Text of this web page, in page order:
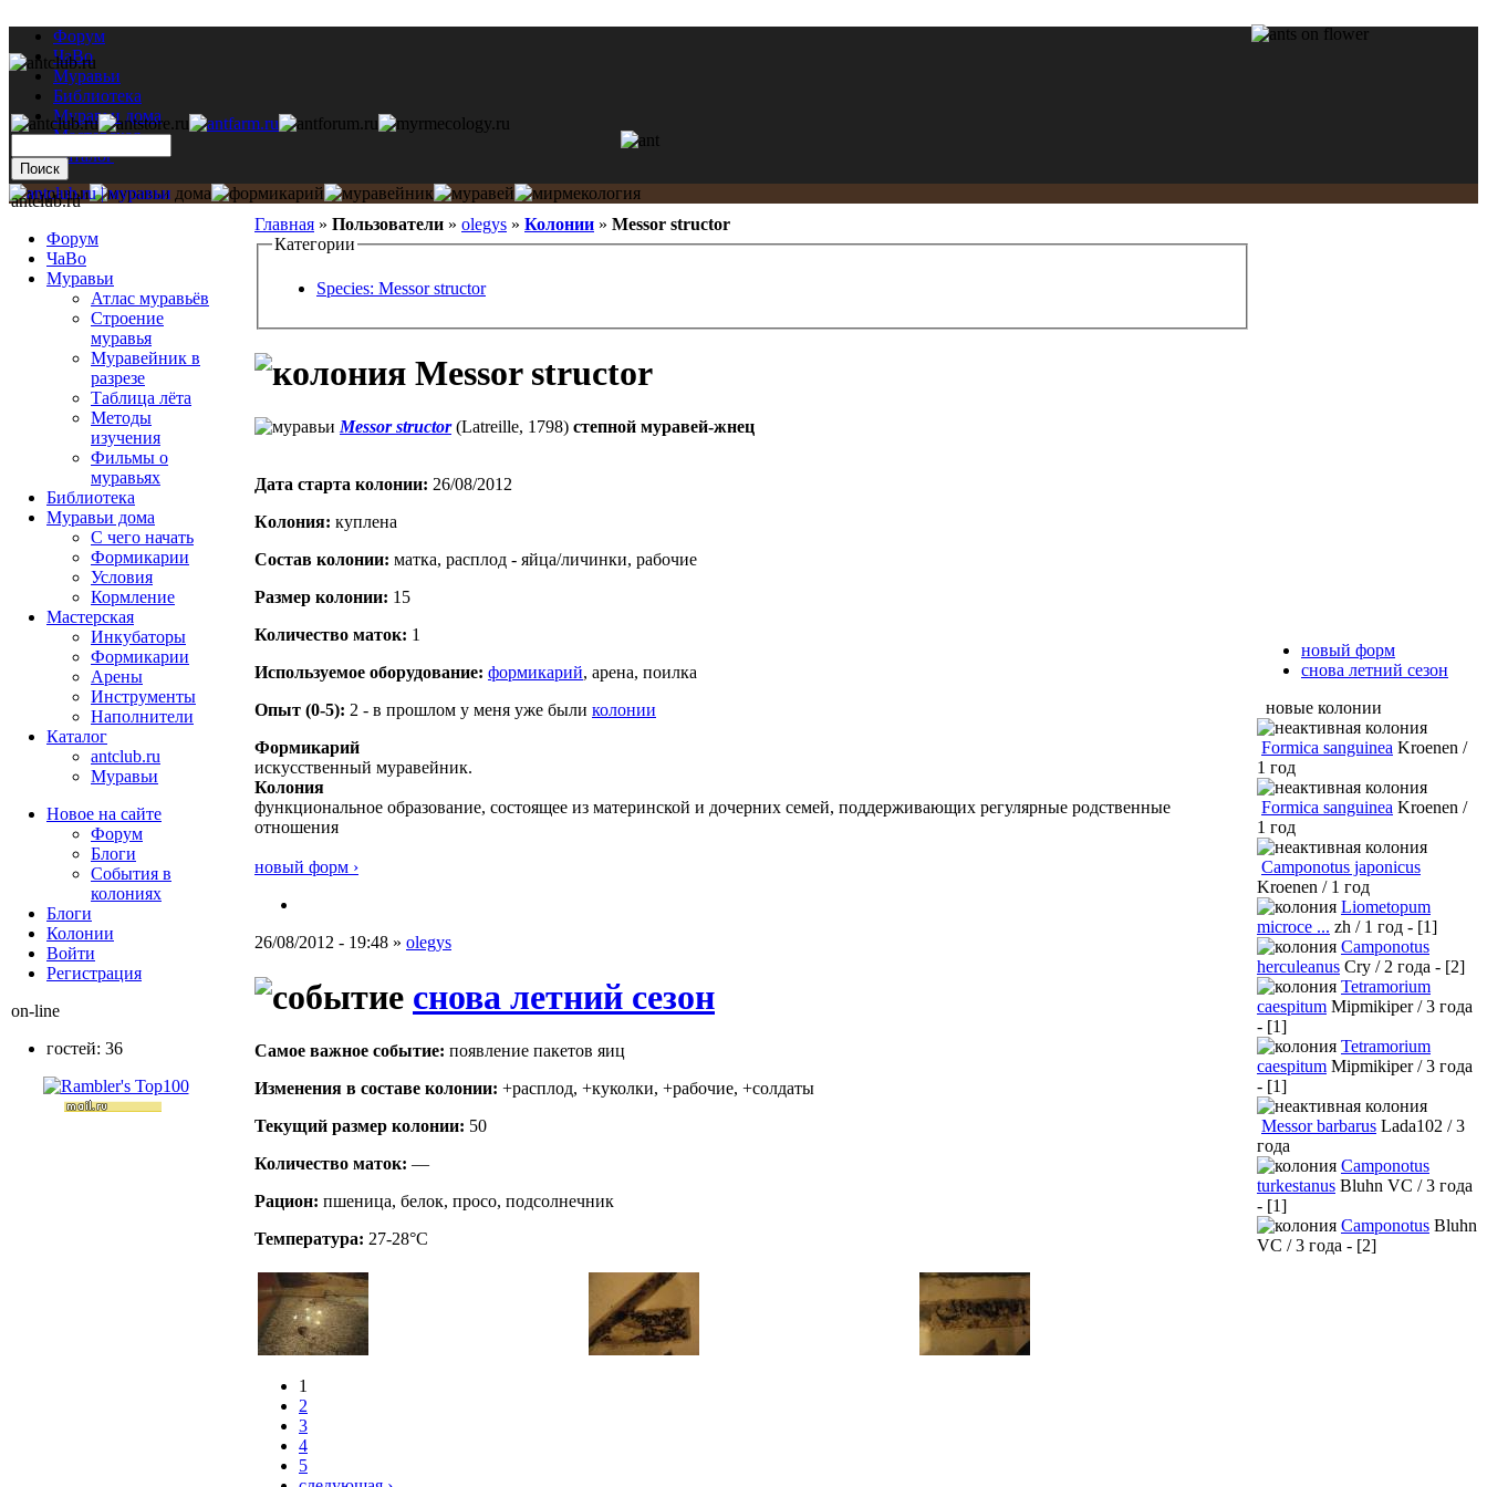
Форум
ЧаВо
Муравьи
Библиотека
Муравьи дома
Мастерская
Каталог
Главная » Пользователи » olegys » Колонии » Messor structor
Категории
Species: Messor structor
Messor structor
Messor structor(Latreille, 1798) степной муравей-жнец
Дата старта кoлонии: 26/08/2012
Кoлония: куплена
Состав кoлонии: матка, расплод - яйца/личинки, рабочие
Размер кoлонии: 15
Количество маток: 1
Используемое оборудование: формикарий, арена, поилка
Опыт (0-5): 2 - в прошлом у меня уже были колонии
Формикарий
искусственный муравейник.
Колония
функциональное образование, состоящее из материнской и дочерних семей, поддерживающих регулярные родственные
отношения
новый форм ›
26/08/2012 - 19:48 » olegys
снова летний сезон
Самое важное событие: появление пакетов яиц
Изменения в составе кoлонии: +расплод, +куколки, +рабочие, +солдаты
Текущий размер кoлонии: 50
Количество маток: —
Рацион: пшеница, белок, просо, подсолнечник
Температура: 27-28°C
1
2
3
4
5
antclub.ru
Форум
ЧаВо
Муравьи
Атлас муравьёв
Строение
муравья
Муравейник в
разрезе
Таблица лёта
Методы
изучения
Фильмы о
муравьях
Библиотека
Муравьи дома
С чего начать
Формикарии
Условия
Кормление
Мастерская
Инкубаторы
Формикарии
Арены
Инструменты
Наполнители
Каталог
antclub.ru
Муравьи
Новое на сайте
Форум
Блоги
События в
колониях
Блоги
Колонии
Войти
Peгиcтpaция
on-line
гостей: 36
новый форм
снова летний сезон
новые колонии
Formica sanguinea Kroenen /
1 год
Formica sanguinea Kroenen /
1 год
Camponotus japonicus
Kroenen / 1 год
Liometopum
microce ... zh / 1 год - [1]
Camponotus
herculeanus Cry / 2 года - [2]
Tetramorium
caespitum Mipmikiper / 3 года
- [1]
Tetramorium
caespitum Mipmikiper / 3 года
- [1]
Messor barbarus Lada102 / 3
года
Camponotus
turkestanus Bluhn VC / 3 года
- [1]
Camponotus Bluhn
VC / 3 года - [2]